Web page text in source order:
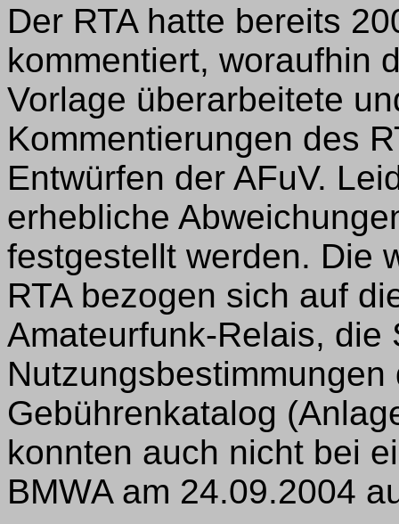
Der RTA hatte bereits
kommentiert, woraufhin
Vorlage überarbeitete
Kommentierungen des
Entwürfen der AFuV.
erhebliche
festgestellt werden. Die
RTA bezogen sich auf
Amateurfunk-Relais, die
Gebührenkatalog
konnten auch nicht bei
BMWA am 24.09.2004